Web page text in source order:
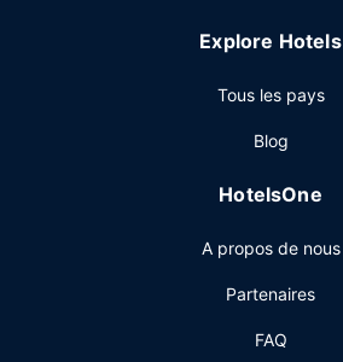
Explore Hotels
Tous les pays
Blog
HotelsOne
A propos de nous
Partenaires
FAQ